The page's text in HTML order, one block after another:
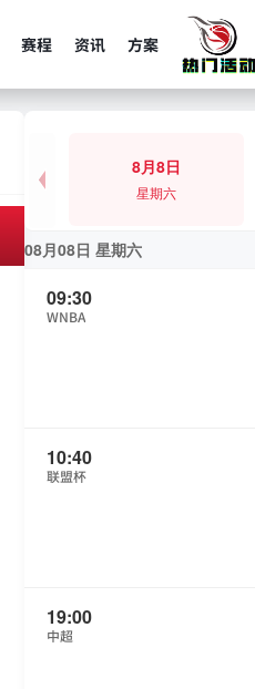
赛程 资讯 方案
8月8日
星期六
08月08日 星期六
09:30
WNBA
10:40
联盟杯
19:00
中超